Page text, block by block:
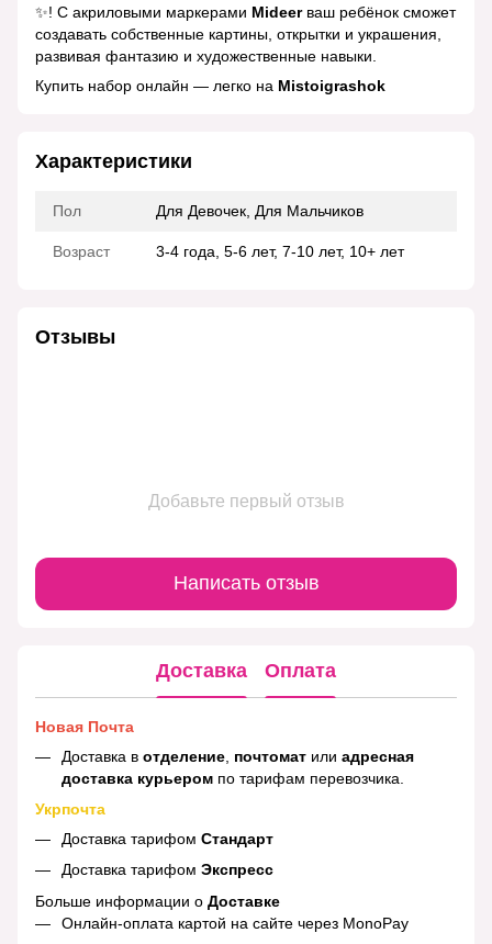
✨! С акриловыми маркерами Mideerваш ребёнок сможет
создавать собственные картины, открытки и украшения,
развивая фантазию и художественные навыки.
Купить набор онлайн — легко на Mistoigrashok
Характеристики
Пол Для Девочек, Для Мальчиков
Возраст 3-4 года, 5-6 лет, 7-10 лет, 10+ лет
Отзывы
Добавьте первый отзыв
Написать отзыв
Доставка Оплата
Новая Почта
Доставка в отделение почтомат или адресная
доставка курьером по тарифам перевозчика.
Укрпочта
Доставка тарифом Стандарт
Доставка тарифом Экспресс
Больше информации о Доставке
Онлайн-оплата картой на сайте через MonoPay